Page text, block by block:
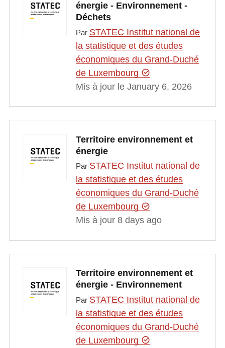
énergie - Environnement -
Déchets
Par STATEC Institut national de
la statistique et des études
économiques du Grand-Duché
de Luxembourg
Mis à jour le January 6, 2026
Territoire environnement et
énergie
Par STATEC Institut national de
la statistique et des études
économiques du Grand-Duché
de Luxembourg
Mis à jour 8 days ago
Territoire environnement et
énergie - Environnement
Par STATEC Institut national de
la statistique et des études
économiques du Grand-Duché
de Luxembourg